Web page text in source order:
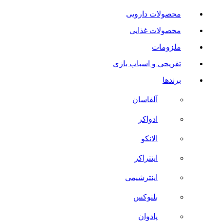
محصولات دارویی
محصولات غذایی
ملزومات
تفریحی و اسباب بازی
برندها
آلفاسان
ادواکر
الانکو
اینتراکر
اینترشیمی
بلنوکس
پادوان